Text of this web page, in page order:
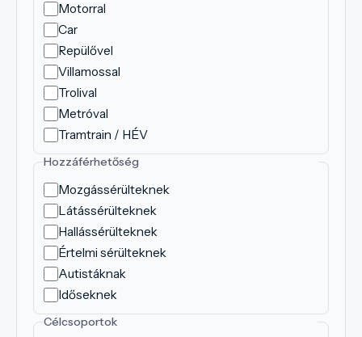
Motorral
Car
Repülővel
Villamossal
Trolival
Metróval
Tramtrain / HÉV
Hozzáférhetőség
Mozgássérülteknek
Látássérülteknek
Hallássérülteknek
Értelmi sérülteknek
Autistáknak
Időseknek
Célcsoportok